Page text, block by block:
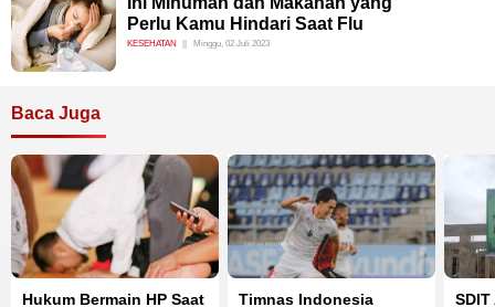
Perlu Kamu Hindari Saat Flu
KESEHATAN Minggu, 02 Juli 2023
Baca Juga
Hukum Bermain HP Saat Timnas Indonesia